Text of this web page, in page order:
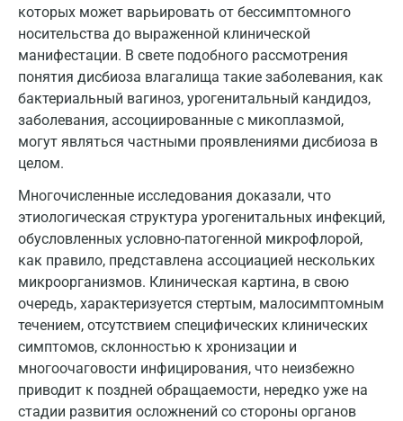
которых может варьировать от бессимптомного
носительства до выраженной клинической
манифестации. В свете подобного рассмотрения
понятия дисбиоза влагалища такие заболевания, как
бактериальный вагиноз, урогенитальный кандидоз,
заболевания, ассоциированные с микоплазмой,
могут являться частными проявлениями дисбиоза в
целом.
Многочисленные исследования доказали, что
этиологическая структура урогенитальных инфекций,
обусловленных условно-патогенной микрофлорой,
как правило, представлена ассоциацией нескольких
микроорганизмов. Клиническая картина, в свою
очередь, характеризуется стертым, малосимптомным
течением, отсутствием специфических клинических
симптомов, склонностью к хронизации и
многоочаговости инфицирования, что неизбежно
приводит к поздней обращаемости, нередко уже на
стадии развития осложнений со стороны органов
Лобня
Люберцы
Майкоп
Мурино
Мытищи
Набережные Челны
Наро-Фоминск
Нижневартовск
Нижнекамск
Новокузнецк
Новороссийск